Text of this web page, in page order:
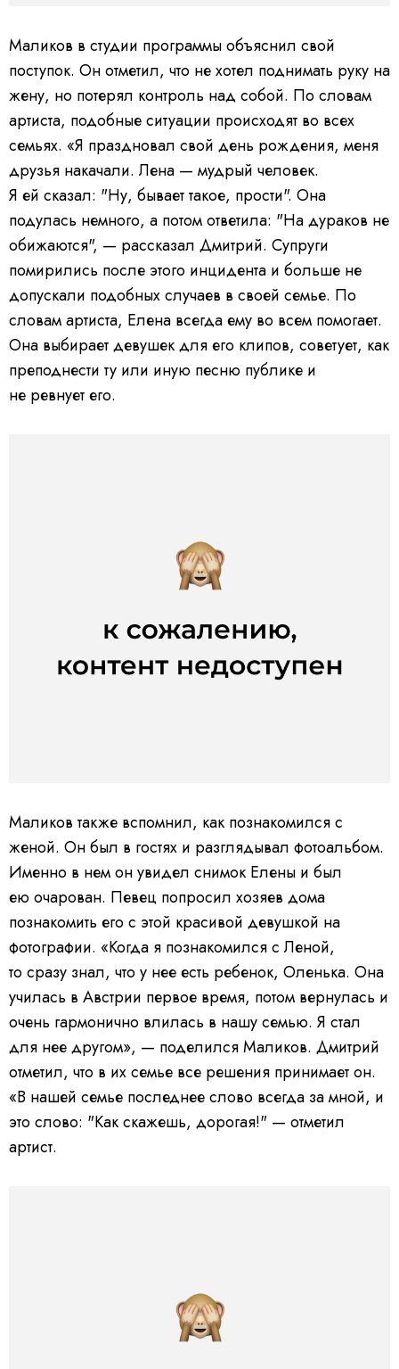
Маликов в студии программы объяснил свой
поступок. Он отметил, что не хотел поднимать руку на
жену, но потерял контроль над собой. По словам
артиста, подобные ситуации происходят во всех
семьях. «Я праздновал свой день рождения, меня
друзья накачали. Лена — мудрый человек.
Я ей сказал: "Ну, бывает такое, прости". Она
подулась немного, а потом ответила: "На дураков не
обижаются", — рассказал Дмитрий. Супруги
помирились после этого инцидента и больше не
допускали подобных случаев в своей семье. По
словам артиста, Елена всегда ему во всем помогает.
Она выбирает девушек для его клипов, советует, как
преподнести ту или иную песню публике и
не ревнует его.
Маликов также вспомнил, как познакомился с
женой. Он был в гостях и разглядывал фотоальбом.
Именно в нем он увидел снимок Елены и был
ею очарован. Певец попросил хозяев дома
познакомить его с этой красивой девушкой на
фотографии. «Когда я познакомился с Леной,
то сразу знал, что у нее есть ребенок, Оленька. Она
училась в Австрии первое время, потом вернулась и
очень гармонично влилась в нашу семью. Я стал
для нее другом», — поделился Маликов. Дмитрий
отметил, что в их семье все решения принимает он.
«В нашей семье последнее слово всегда за мной, и
это слово: "Как скажешь, дорогая!" — отметил
артист.